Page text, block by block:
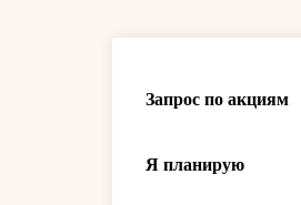
Запрос по акциям
Я планирую